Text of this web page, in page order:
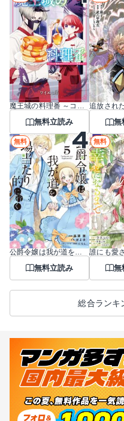
魔王城の料理番 ～コワモテ魔族ばかりだけど、ホワイトな職場です～
無料立読み 無
無料
公爵令嬢は我が道を場当たり的に行く
無料立読み
無料
無
総合ランキ